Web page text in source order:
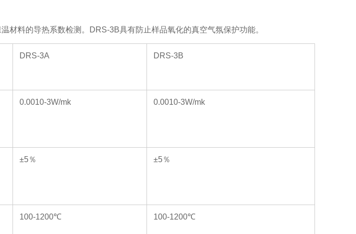
材料的导热系数检测。 DRS-3B具有防止样品氧化的真空气氛保护功能。
DRS-3A DRS-3B
0.0010-3W/mk 0.0010-3W/mk
±5％ ±5％
100-1200℃ 100-1200℃